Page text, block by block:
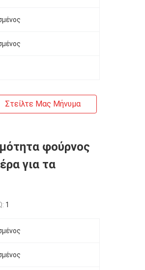
Στείλτε Μας Μήνυμα
φούρνος
για τα
1